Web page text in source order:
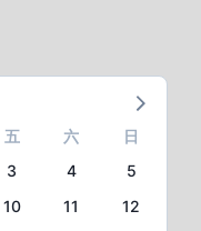
五 六
日
3 4
5
10 11
12